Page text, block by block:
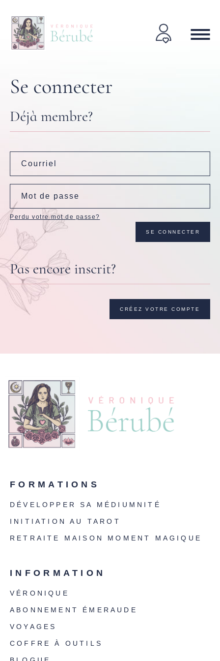
Se connecter
Déjà membre?
Perdu votre mot de passe?
SE CONNECTER
Pas encore inscrit?
CRÉEZ VOTRE COMPTE
FORMATIONS
DÉVELOPPER SA MÉDIUMNITÉ
INITIATION AU TAROT
RETRAITE MAISON MOMENT MAGIQUE
INFORMATION
VÉRONIQUE
ABONNEMENT ÉMERAUDE
VOYAGES
COFFRE À OUTILS